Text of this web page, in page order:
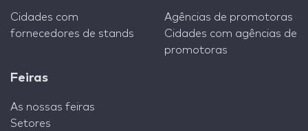
Cidades com
fornecedores de stands
Agências de promotoras
Cidades com agências de
promotoras
Feiras
As nossas feiras
Setores